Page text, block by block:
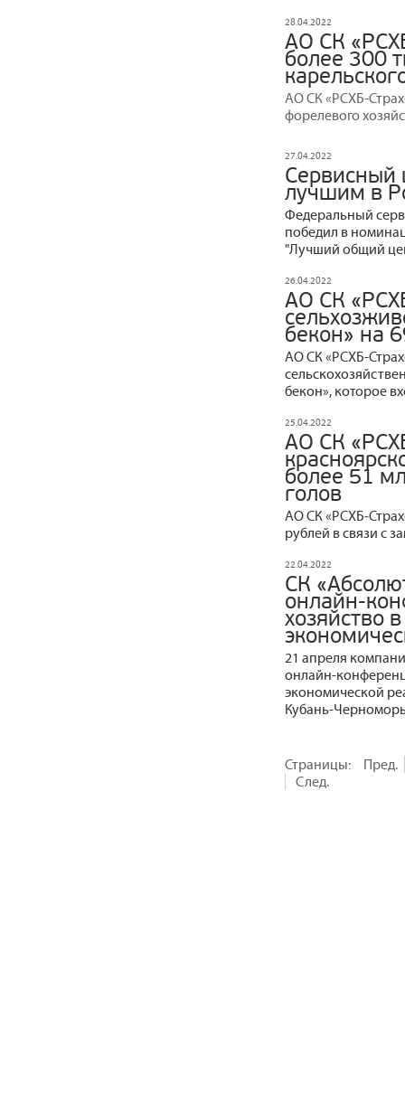
28.04.2022
АО СК
более 300
АО СК «РСХБ-
форелевого
27.04.2022
Сервисный
лучшим в
Федеральный
победил в
"Лучший общий
26.04.2022
АО СК
бекон» на
АО СК «РСХБ-
бекон», которое
25.04.2022
АО СК
более 51
голов
АО СК
рублей в связи с
22.04.2022
СК
онлайн-
хозяйство
21 апреля
онлайн-
экономической
Кубань-
Страницы:
Пред.
След.